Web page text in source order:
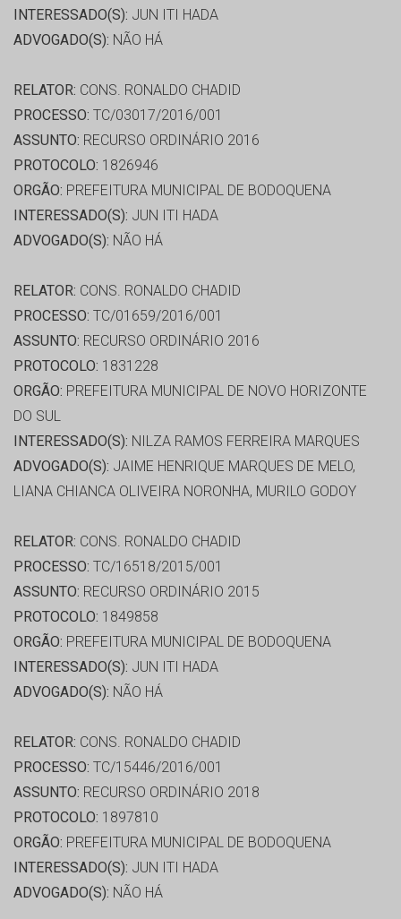
INTERESSADO(S): JUN ITI HADA
ADVOGADO(S): NÃO HÁ
RELATOR: CONS. RONALDO CHADID
PROCESSO: TC/03017/2016/001
ASSUNTO: RECURSO ORDINÁRIO 2016
PROTOCOLO: 1826946
ORGÃO: PREFEITURA MUNICIPAL DE BODOQUENA
INTERESSADO(S): JUN ITI HADA
ADVOGADO(S): NÃO HÁ
RELATOR: CONS. RONALDO CHADID
PROCESSO: TC/01659/2016/001
ASSUNTO: RECURSO ORDINÁRIO 2016
PROTOCOLO: 1831228
ORGÃO: PREFEITURA MUNICIPAL DE NOVO HORIZONTE
DO SUL
INTERESSADO(S): NILZA RAMOS FERREIRA MARQUES
ADVOGADO(S): JAIME HENRIQUE MARQUES DE MELO,
LIANA CHIANCA OLIVEIRA NORONHA, MURILO GODOY
RELATOR: CONS. RONALDO CHADID
PROCESSO: TC/16518/2015/001
ASSUNTO: RECURSO ORDINÁRIO 2015
PROTOCOLO: 1849858
ORGÃO: PREFEITURA MUNICIPAL DE BODOQUENA
INTERESSADO(S): JUN ITI HADA
ADVOGADO(S): NÃO HÁ
RELATOR: CONS. RONALDO CHADID
PROCESSO: TC/15446/2016/001
ASSUNTO: RECURSO ORDINÁRIO 2018
PROTOCOLO: 1897810
ORGÃO: PREFEITURA MUNICIPAL DE BODOQUENA
INTERESSADO(S): JUN ITI HADA
ADVOGADO(S): NÃO HÁ